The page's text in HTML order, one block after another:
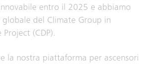
entro il 2025 e abbiamo
del Climate Group in
(CDP).
la nostra piattaforma per ascensori